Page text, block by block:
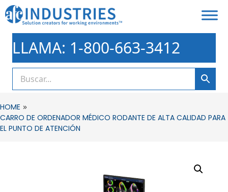
LLAMA: 1-800-663-3412
HOME »
CARRO DE ORDENADOR MÉDICO RODANTE DE ALTA CALIDAD PARA
EL PUNTO DE ATENCIÓN